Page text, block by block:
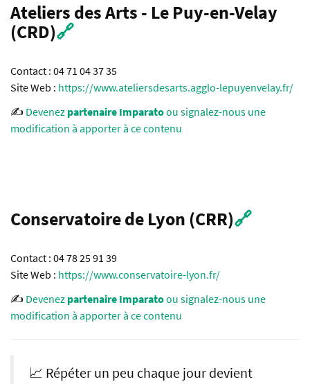
Ateliers des Arts - Le Puy-en-Velay
(CRD)🔗
Contact : 04 71 04 37 35
Site Web : https://www.ateliersdesarts.agglo-lepuyenvelay.fr/
✍️ Devenez partenaire Imparatoou signalez-nous une
modification à apporter à ce contenu
Conservatoire de Lyon (CRR)🔗
Contact : 04 78 25 91 39
Site Web : https://www.conservatoire-lyon.fr/
✍️ Devenez partenaire Imparatoou signalez-nous une
modification à apporter à ce contenu
📈 Répéter un peu chaque jour devient